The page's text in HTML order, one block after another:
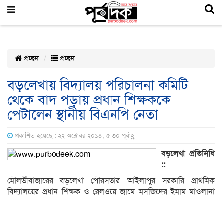
প্রচ্ছদ প্রচ্ছদ
বড়লেখায় বিদ্যালয় পরিচালনা কমিটি
থেকে বাদ পড়ায় প্রধান শিক্ষককে
পেটালেন স্থানীয় বিএনপি নেতা
প্রকাশিত হয়েছে : ২২ অক্টোবর ২০১৪, ৫:৩০ পূর্বাহ্ণ
বড়লেখা প্রতিনিধি
::
মৌলভীবাজারের বড়লেখা পৌরসভার আইলাপুর সরকারি প্রাথমিক
বিদ্যালয়ের প্রধান শিক্ষক ও রেলওয়ে জামে মসজিদের ইমাম মাওলানা